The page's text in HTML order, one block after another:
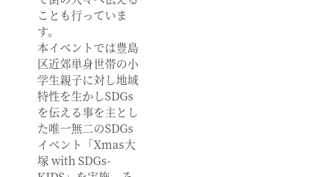
ことも行っていま
す。
本イベントでは豊島
区近郊単身世帯の小
学生親子に対し地域
特性を生かしSDGs
を伝える事を主とし
た唯一無二のSDGs
イベント「Xmas大
塚 with SDGs-